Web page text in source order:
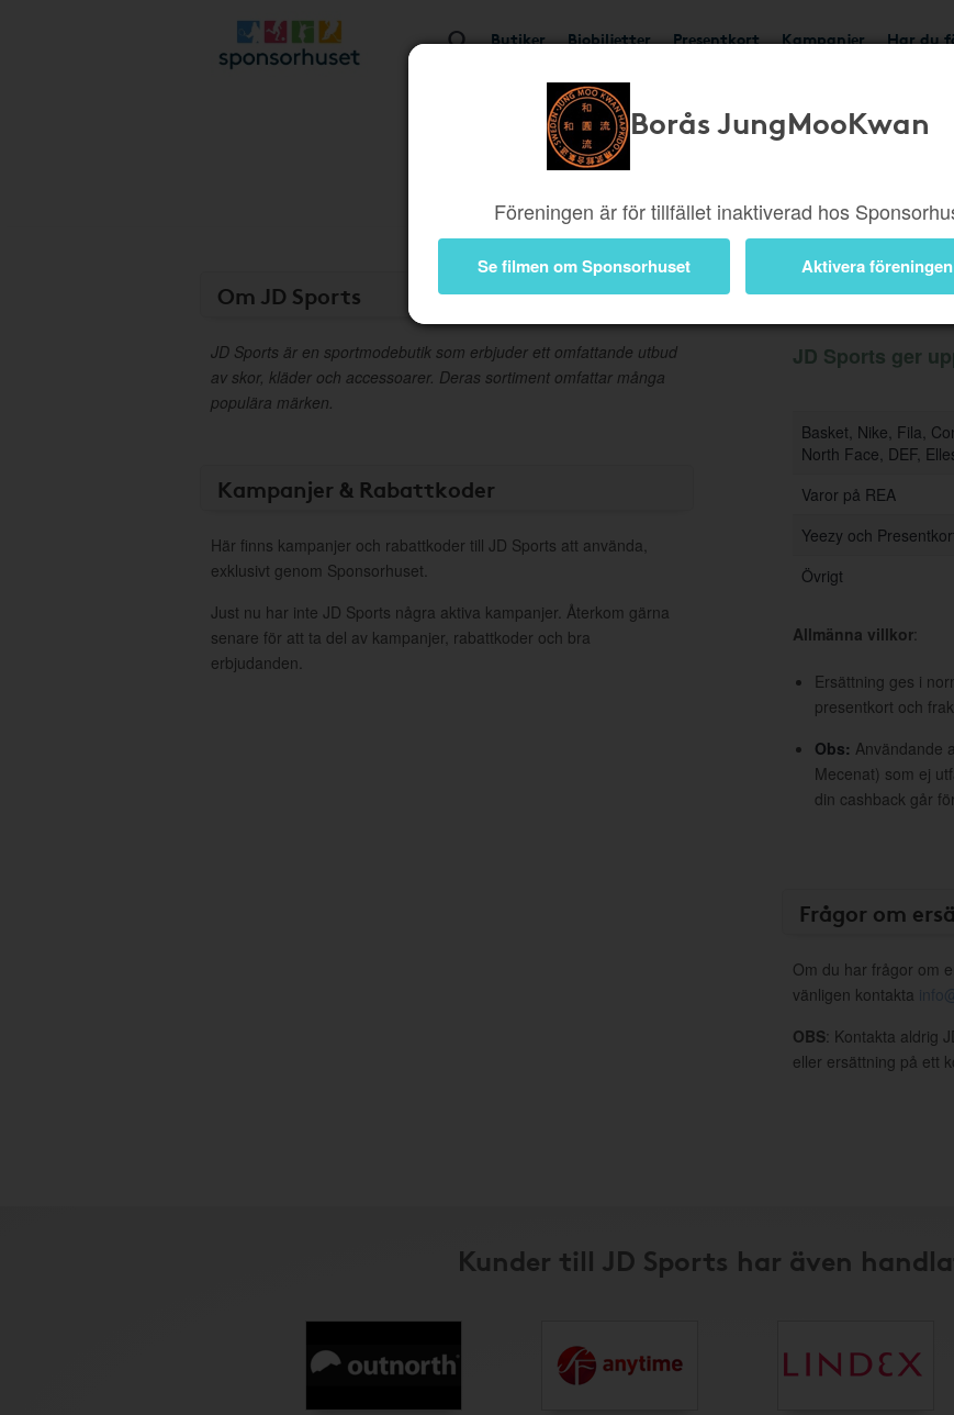
Butiker Biobiljetter Presentkort Kampanjer Har du
Borås JungMooKwan
Föreningen är för tillfället inaktiverad hos
Se filmen om Sponsorhuset Aktivera
Om JD Sports
JD Sports är en sportmodebutik som erbjuder ett omfattande utbud
av skor, kläder och accessoarer. Deras sortiment omfattar många
populära märken.
Kampanjer & Rabattkoder
Här finns kampanjer och rabattkoder till JD Sports att använda,
exklusivt genom Sponsorhuset.
Just nu har inte JD Sports några aktiva kampanjer. Återkom gärna
senare för att ta del av kampanjer, rabattkoder och bra
erbjudanden.
Information
JD Sports ger
Basket, Nike, Fila,
North Face, DEF,
Varor på REA
Yeezy och
Övrigt
Allmänna villkor:
Ersättning ges i
presentkort och
Obs: Användande
Mecenat) som ej
din cashback går
Frågor om
Om du har frågor om
vänligen kontakta
OBS: Kontakta aldrig
eller ersättning på ett
Kunder till JD Sports har även